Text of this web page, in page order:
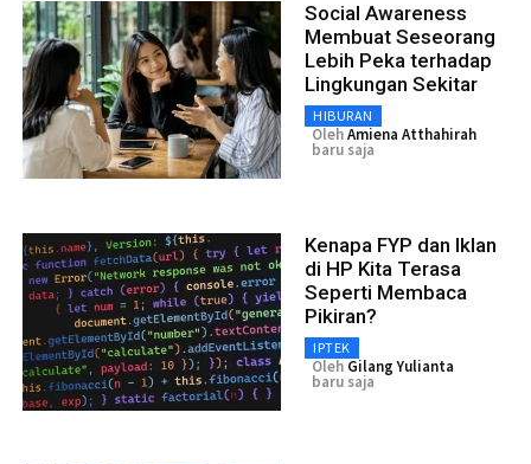
Social Awareness
Membuat Seseorang
Lebih Peka terhadap
Lingkungan Sekitar
HIBURAN
OlehAmiena Atthahirah
baru saja
Kenapa FYP dan Iklan
di HP Kita Terasa
Seperti Membaca
Pikiran?
IPTEK
Oleh Gilang Yulianta
baru saja